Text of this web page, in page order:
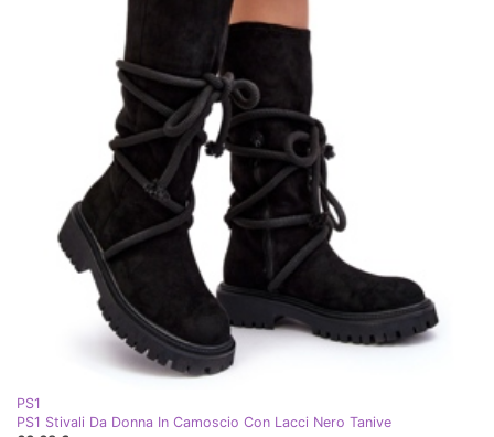
PS1
PS1 Stivali Da Donna In Camoscio Con Lacci Nero Tanive